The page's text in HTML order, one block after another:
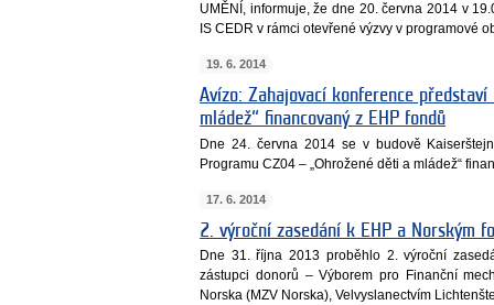
UMĚNÍ, informuje, že dne 20. června 2014 v
IS CEDR v rámci otevřené výzvy v programové
19. 6. 2014
Avízo: Zahajovací konference
mládež“ financovaný z EHP fondů
Dne 24. června 2014 se v budově
Programu CZ04 – „Ohrožené děti a mládež“
17. 6. 2014
2. výroční zasedání k EHP a Norským
Dne 31. října 2013 proběhlo 2. výroční
zástupci donorů – Výborem pro Finanční
Norska (MZV Norska), Velvyslanectvím